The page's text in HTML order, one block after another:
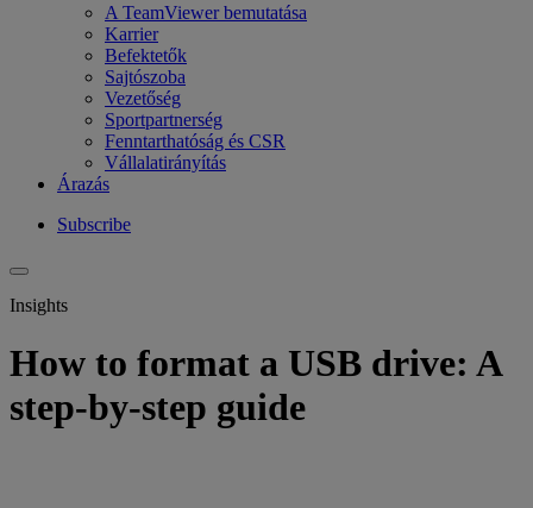
A TeamViewer bemutatása
Karrier
Befektetők
Sajtószoba
Vezetőség
Sportpartnerség
Fenntarthatóság és CSR
Vállalatirányítás
Árazás
Subscribe
Insights
How to format a USB drive: A
step-by-step guide